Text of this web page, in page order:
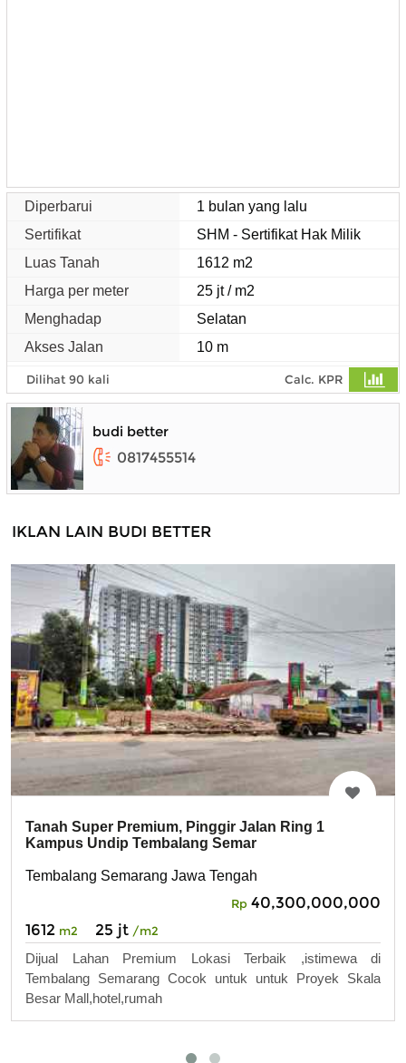
Diperbarui
1 bulan yang lalu
Sertifikat
SHM - Sertifikat Hak Milik
Luas Tanah
1612 m2
Harga per meter
25 jt / m2
Menghadap
Selatan
Akses Jalan
10 m
Dilihat 90 kali Calc. KPR
budi better
0817455514
IKLAN LAIN BUDI BETTER
Tanah Super Premium, Pinggir Jalan Ring 1
Kampus Undip Tembalang Semar
Tembalang Semarang Jawa Tengah
Rp 40,300,000,000
1612 m2 25 jt /m2
Dijual Lahan Premium Lokasi Terbaik ,istimewa di
Tembalang Semarang Cocok untuk untuk Proyek Skala
Besar Mall,hotel,rumah